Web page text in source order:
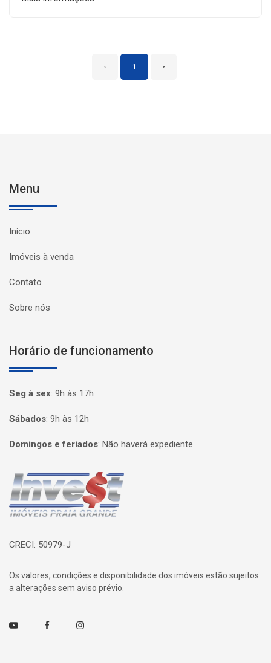
‹ 1 ›
Menu
Início
Imóveis à venda
Contato
Sobre nós
Horário de funcionamento
Seg à sex: 9h às 17h
Sábados: 9h às 12h
Domingos e feriados: Não haverá expediente
Página inicial
CRECI: 50979-J
Os valores, condições e disponibilidade dos imóveis estão sujeitos
a alterações sem aviso prévio.
Youtube FacebookInstagram